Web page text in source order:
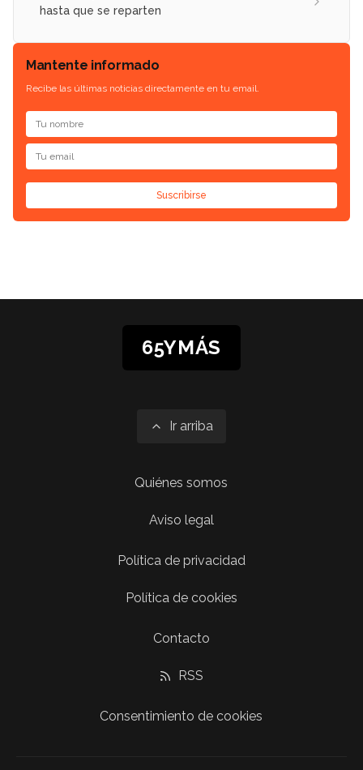
hasta que se reparten
Mantente informado
Recibe las últimas noticias directamente en tu email.
Suscribirse
65YMÁS
Ir arriba
Quiénes somos
Aviso legal
Política de privacidad
Política de cookies
Contacto
RSS
Consentimiento de cookies